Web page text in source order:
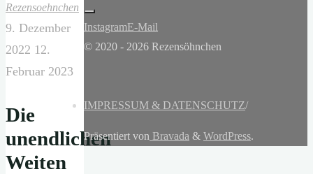
Rezensoehnchen
9. Dezember
2022 12.
Februar 2023
Die
unendlichen
Weiten
InstagramE-Mail
© 2020 - 2026 Rezensöhnchen
IMPRESSUM & DATENSCHUTZ/
Präsentiert von Bravada & WordPress.